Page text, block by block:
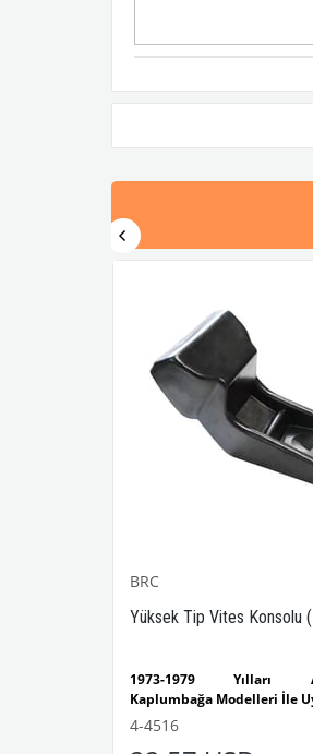
BRC
Yüksek Tip Vites Konsolu
1973-1979 Yılları
Kaplumbağa Modelleri İle
1303 Kaplumbağa
4-4516